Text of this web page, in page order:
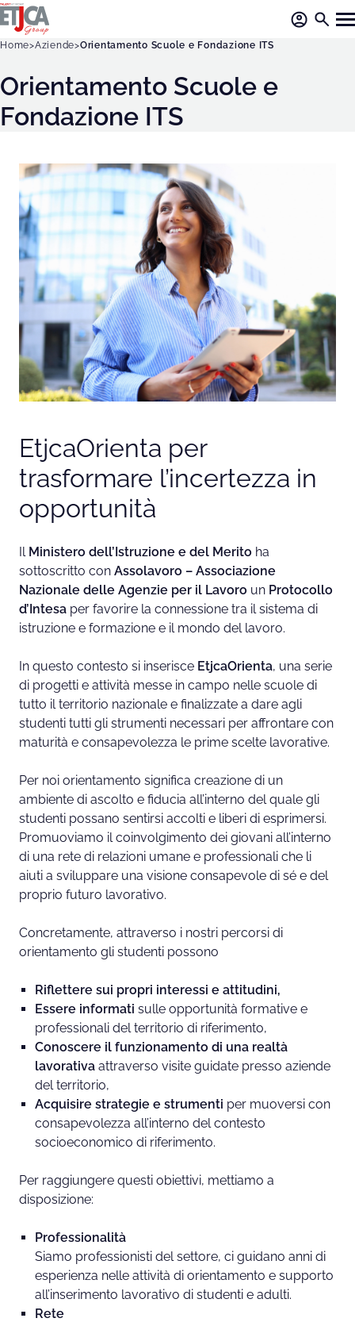
Home Aziende Orientamento Scuole e Fondazione ITS
Orientamento Scuole e
Fondazione ITS
O
r
e
n
t
a
m
e
n
t
S
u
o
l
e
o
n
d
a
z
o
n
e
I
T
EtjcaOrienta per
trasformare l’incertezza in
opportunità
Il Ministero dell’Istruzione e del Merito ha
sottoscritto con Assolavoro – Associazione
Nazionale delle Agenzie per il Lavoro un Protocollo
d’Intesa per favorire la connessione tra il sistema di
istruzione e formazione e il mondo del lavoro.
In questo contesto si inserisce EtjcaOrienta, una serie
di progetti e attività messe in campo nelle scuole di
tutto il territorio nazionale e finalizzate a dare agli
studenti tutti gli strumenti necessari per affrontare con
maturità e consapevolezza le prime scelte lavorative.
Per noi orientamento significa creazione di un
ambiente di ascolto e fiducia all’interno del quale gli
studenti possano sentirsi accolti e liberi di esprimersi.
Promuoviamo il coinvolgimento dei giovani all’interno
di una rete di relazioni umane e professionali che li
aiuti a sviluppare una visione consapevole di sé e del
proprio futuro lavorativo.
Concretamente, attraverso i nostri percorsi di
orientamento gli studenti possono
Riflettere sui propri interessi e attitudini,
Essere informati sulle opportunità formative e
professionali del territorio di riferimento,
Conoscere il funzionamento di una realtà
lavorativa attraverso visite guidate presso aziende
del territorio,
Acquisire strategie e strumenti per muoversi con
consapevolezza all’interno del contesto
socioeconomico di riferimento.
Per raggiungere questi obiettivi, mettiamo a
disposizione:
Professionalità
Siamo professionisti del settore, ci guidano anni di
esperienza nelle attività di orientamento e supporto
all’inserimento lavorativo di studenti e adulti.
Rete